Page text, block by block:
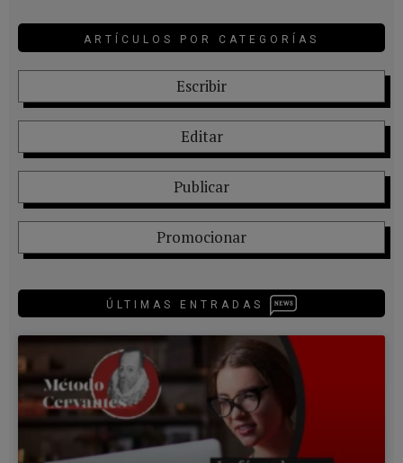
ARTÍCULOS POR CATEGORÍAS
Escribir
Editar
Publicar
Promocionar
ÚLTIMAS ENTRADAS